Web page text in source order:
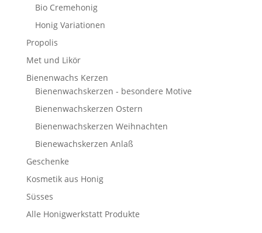
Bio Cremehonig
Honig Variationen
Propolis
Met und Likör
Bienenwachs Kerzen
Bienenwachskerzen - besondere Motive
Bienenwachskerzen Ostern
Bienenwachskerzen Weihnachten
Bienewachskerzen Anlaß
Geschenke
Kosmetik aus Honig
Süsses
Alle Honigwerkstatt Produkte